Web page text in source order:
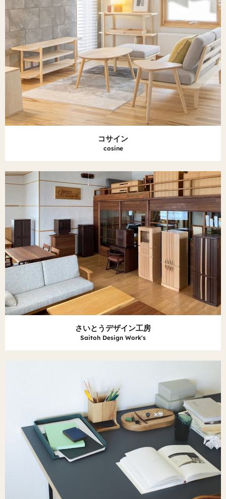
コサイン
cosine
さいとうデザイン工房
Saitoh Design Work's